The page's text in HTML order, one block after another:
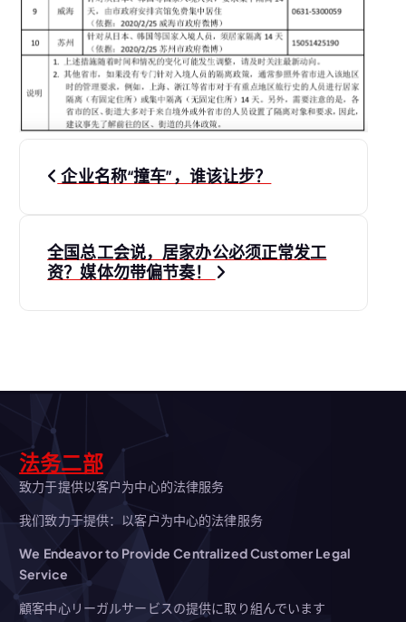
文
导
航
企业名称“撞车”，谁该让步？
全国总工会说，居家办公必须正常发工
资？媒体勿带偏节奏！
法务二部
致力于提供以客户为中心的法律服务
我们致力于提供：以客户为中心的法律服务
We Endeavor to Provide Centralized Customer Legal
Service
顧客中心リーガルサービスの提供に取り組んでいます